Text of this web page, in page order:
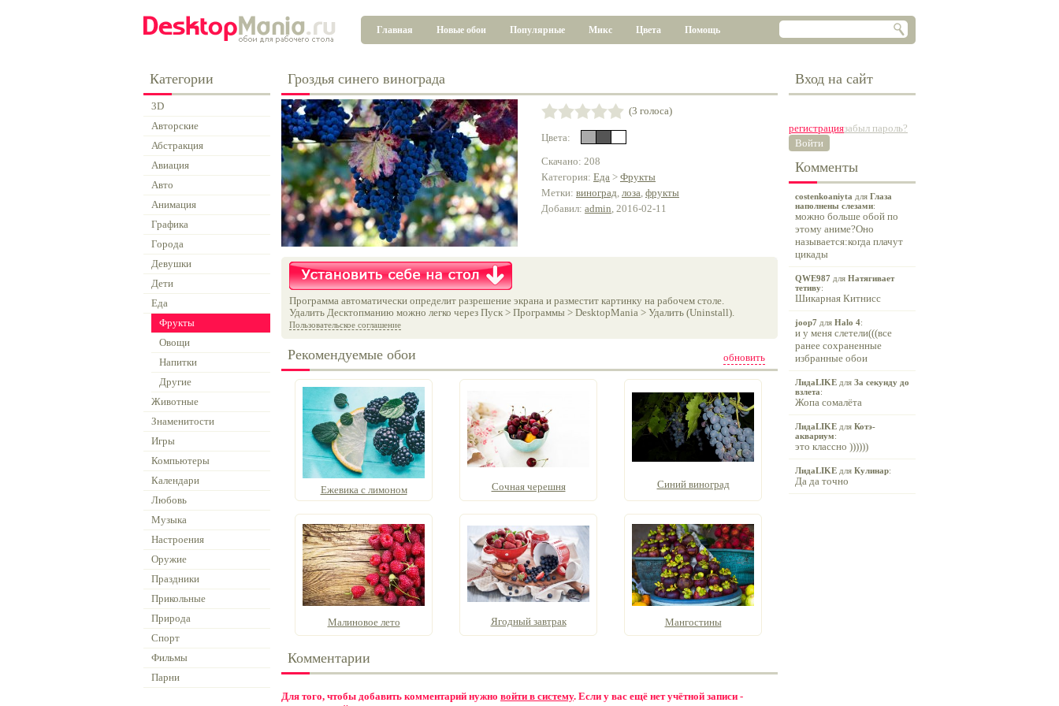
Главная Новые обои Популярные Микс Цвета Помощь
Категории
3D
Авторские
Абстракция
Авиация
Авто
Анимация
Графика
Города
Девушки
Дети
Еда
Фрукты
Овощи
Напитки
Другие
Животные
Знаменитости
Игры
Компьютеры
Календари
Любовь
Музыка
Настроения
Оружие
Праздники
Прикольные
Природа
Спорт
Фильмы
Парни
Гроздья синего винограда
(3 голоса)
Цвета:
Скачано: 208
Категория: Еда > Фрукты
Метки: виноград, лоза, фрукты
Добавил: admin, 2016-02-11
Программа автоматически определит разрешение экрана и разместит картинку на рабочем столе.
Удалить Десктопманию можно легко через Пуск > Программы > DesktopMania > Удалить (Uninstall).
Пользовательское соглашение
обновить
Рекомендуемые обои
Ежевика с лимоном Сочная черешня Синий виноград
Малиновое лето Ягодный завтрак Мангостины
Комментарии
Для того, чтобы добавить комментарий нужно войти в систему. Если у вас ещё нет учётной записи -
Вход на сайт
регистрациязабыл пароль?
Войти
Комменты
costenkoaniyta для Глаза
наполнены слезами:
можно больше обой по
этому аниме?Оно
называется:когда плачут
цикады
QWE987 для Натягивает
тетиву:
Шикарная Китнисс
joop7 для Halo 4:
и у меня слетели(((все
ранее сохраненные
избранные обои
ЛидаLIKE для За секунду до
взлета:
Жопа сомалёта
ЛидаLIKE для Котэ-
аквариум:
это классно ))))))
ЛидаLIKE для Кулинар:
Да да точно